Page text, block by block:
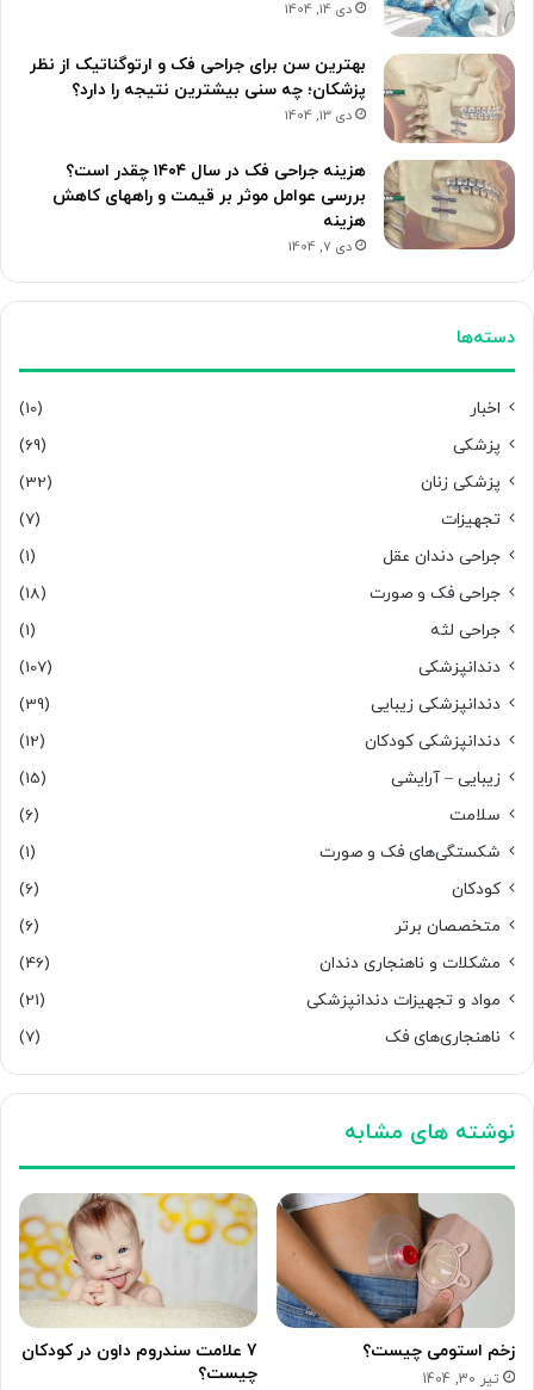
دی 14, 1404
بهترین سن برای جراحی فک و ارتوگناتیک از نظر
پزشکان؛ چه سنی بیشترین نتیجه را دارد؟
دی 13, 1404
هزینه جراحی فک در سال ۱۴۰۴ چقدر است؟
بررسی عوامل موثر بر قیمت و راههای کاهش
هزینه
دی 7, 1404
دسته‌ها
اخبار
(10)
پزشکی
(69)
پزشکی زنان
(32)
تجهیزات
(7)
جراحی دندان عقل
(1)
جراحی فک و صورت
(18)
جراحی لثه
(1)
دندانپزشکی
(107)
دندانپزشکی زیبایی
(39)
دندانپزشکی کودکان
(12)
زیبایی – آرایشی
(15)
سلامت
(6)
شکستگی‌های فک و صورت
(1)
کودکان
(6)
متخصصان برتر
(6)
مشکلات و ناهنجاری دندان
(46)
مواد و تجهیزات دندانپزشکی
(21)
ناهنجاری‌های فک
(7)
نوشته های مشابه
زخم استومی چیست؟
تیر 30, 1404
7 علامت سندروم داون در کودکان
چیست؟